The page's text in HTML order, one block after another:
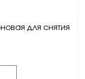
для снятия